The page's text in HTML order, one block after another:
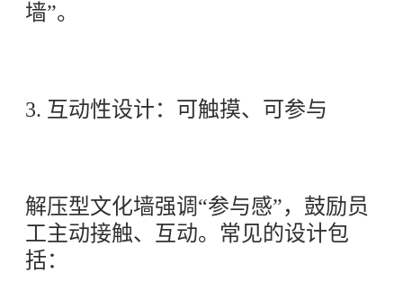
墙”。
3. 互动性设计：可触摸、可参与
解压型文化墙强调“参与感”，鼓励员
工主动接触、互动。常见的设计包
括：